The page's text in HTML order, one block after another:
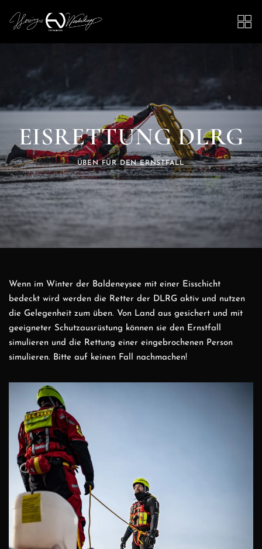
Instagram
YouTube
EISRETTUNG DLRG
ÜBEN FÜR DEN ERNSTFALL
Wenn im Winter der Baldeneysee mit einer Eisschicht
bedeckt wird werden die Retter der DLRG aktiv und nutzen
die Gelegenheit zum üben. Von Land aus gesichert und mit
geeigneter Schutzausrüstung können sie den Ernstfall
simulieren und die Rettung einer eingebrochenen Person
simulieren. Bitte auf keinen Fall nachmachen!